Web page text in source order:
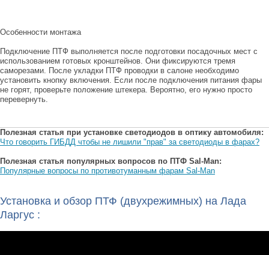
Особенности монтажа
Подключение ПТФ выполняется после подготовки посадочных мест с
использованием готовых кронштейнов. Они фиксируются тремя
саморезами. После укладки ПТФ проводки в салоне необходимо
установить кнопку включения. Если после подключения питания фары
не горят, проверьте положение штекера. Вероятно, его нужно просто
перевернуть.
Полезная статья при установке светодиодов в оптику автомобиля:
Что говорить ГИБДД чтобы не лишили "прав" за светодиоды в фарах?
Полезная статья популярных вопросов по ПТФ Sal-Man:
Популярные вопросы по противотуманным фарам Sal-Man
Установка и обзор ПТФ (двухрежимных) на Лада
Ларгус :